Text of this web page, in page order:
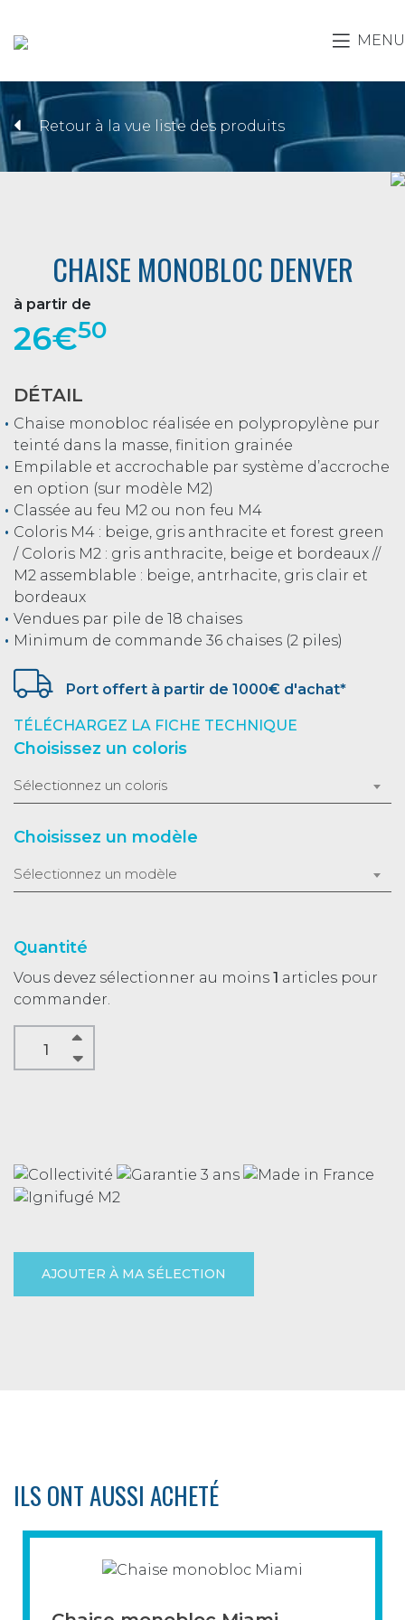
MENU
Retour à la vue liste des produits
CHAISE MONOBLOC DENVER
à partir de
26€50
DÉTAIL
Chaise monobloc réalisée en polypropylène pur
teinté dans la masse, finition grainée
Empilable et accrochable par système d’accroche
en option (sur modèle M2)
Classée au feu M2 ou non feu M4
Coloris M4 : beige, gris anthracite et forest green
/ Coloris M2 : gris anthracite, beige et bordeaux //
M2 assemblable : beige, antrhacite, gris clair et
bordeaux
Vendues par pile de 18 chaises
Minimum de commande 36 chaises (2 piles)
Port offert à partir de 1000€ d'achat*
TÉLÉCHARGEZ LA FICHE TECHNIQUE
Choisissez un coloris
Sélectionnez un coloris
Choisissez un modèle
Sélectionnez un modèle
Quantité
Vous devez sélectionner au moins 1 articles pour
commander.
AJOUTER À MA SÉLECTION
ILS ONT AUSSI ACHETÉ